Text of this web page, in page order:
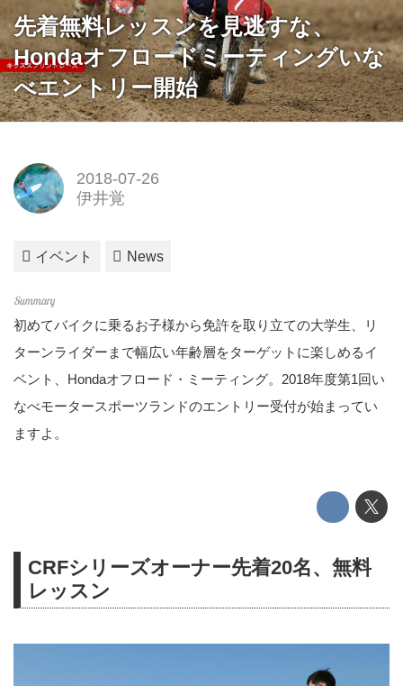
先着無料レッスンを見逃すな、
Hondaオフロードミーティングいな
べエントリー開始
2018-07-26
伊井覚
イベント News
初めてバイクに乗るお子様から免許を取り立ての大学生、リ
ターンライダーまで幅広い年齢層をターゲットに楽しめるイ
ベント、Hondaオフロード・ミーティング。2018年度第1回い
なべモータースポーツランドのエントリー受付が始まってい
ますよ。
CRFシリーズオーナー先着20名、無料
レッスン